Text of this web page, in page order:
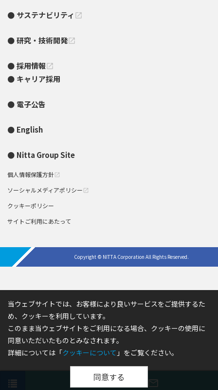
お問い合わせphone mail_outline
サステナビリティ open_in_new
研究・技術開発open_in_new
採用情報open_in_new
キャリア採用
電子公告
English
Nitta Group Site
個人情報保護方針 open_in_new
ソーシャルメディアポリシー open_in_new
クッキーポリシー
サイトご利用にあたって
Copyright © NITTA Corporation All Rights Reserved.
当ウェブサイトでは、お客様により良いサービスをご提供するた
め、クッキーを利用しています。
このまま当ウェブサイトをご利用になる場合、クッキーの使用に
同意いただいたものとみなされます。
詳細については「クッキーについて 」をご覧ください。
同意する